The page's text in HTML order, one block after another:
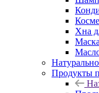
Хна
Продукты